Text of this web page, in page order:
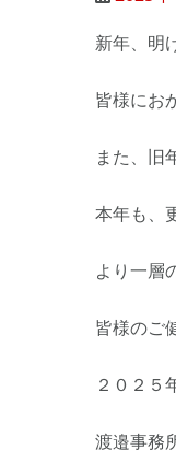
新年、明
皆様にお
また、旧
本年も、
より一層
皆様のご
２０２５
渡邉事